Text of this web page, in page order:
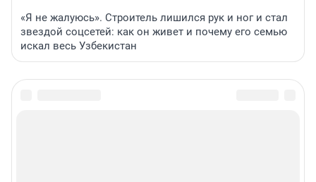
«Я не жалуюсь». Строитель лишился рук и ног и стал
звездой соцсетей: как он живет и почему его семью
искал весь Узбекистан